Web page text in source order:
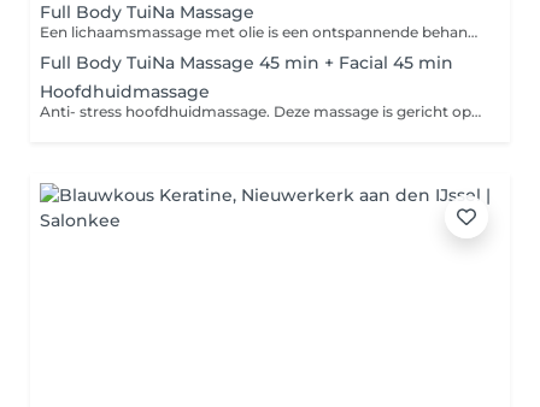
Full Body TuiNa Massage
Een lichaamsmassage met olie is een ontspannende behandeling die het hele lichaam verzorgt en tot rust brengt. Door warme, voedende olie en TuiNa-technieken afkomstig uit de traditionele Chinese geneeskunde worden meridianen en drukpunten gestimuleerd. Dit bevordert de doorbloeding, vermindert spierspanning en kalmeert het zenuwstelsel. Tijdens het startgesprek kun je aangeven waar extra aandacht nodig is, zodat de massage gericht klachten verlicht en je diep kunt ontspannen. Praktische tip: Voor deze massage is het handig om comfortabele kleding te dragen die makkelijk aan en uit gaat. Vermijd delicate of dure outfits, omdat er met olie wordt gewerkt en we binnen een beperkte tijd van 45 minuten zitten. Hoewel ik zorgvuldig te werk ga, is een olievlek nooit helemaal uit te sluiten. Zo kun jij ontspannen beginnen én eindigen!
Full Body TuiNa Massage 45 min + Facial 45 min
Hoofdhuidmassage
Anti- stress hoofdhuidmassage. Deze massage is gericht op het verminderen van stress en hoofdpijn klachten.